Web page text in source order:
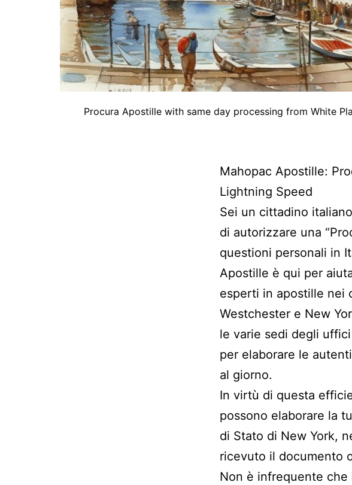
Procura Apostille with same day processing from White
Mahopac Apostille:
Lightning Speed
Sei un cittadino
di autorizzare una
questioni personali in
Apostille è qui per
esperti in apostille nei
Westchester e New
le varie sedi degli
per elaborare le
al giorno.
In virtù di questa
possono elaborare la
di Stato di New York,
ricevuto il documento
Non è infrequente